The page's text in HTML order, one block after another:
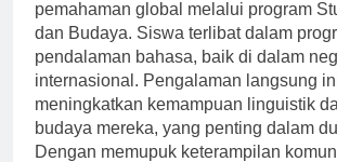
pemahaman global melalui program
dan Budaya. Siswa terlibat dalam
pendalaman bahasa, baik di dalam
internasional. Pengalaman langsung
meningkatkan kemampuan linguistik
budaya mereka, yang penting dalam
Dengan memupuk keterampilan